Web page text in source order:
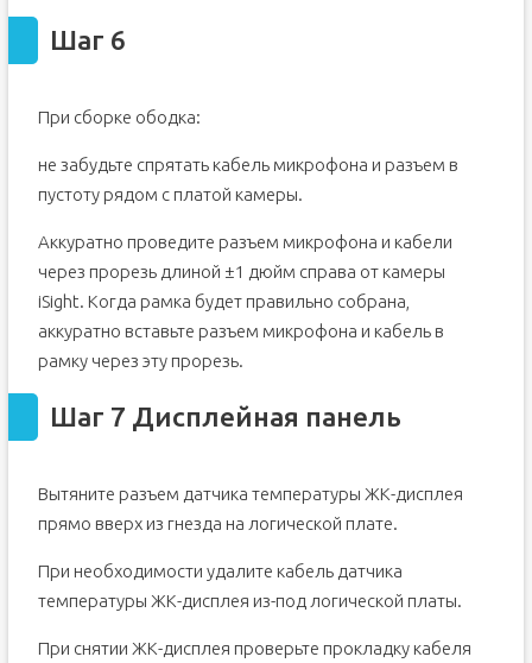
Шаг 6
При сборке ободка:
не забудьте спрятать кабель микрофона и разъем в
пустоту рядом с платой камеры.
Аккуратно проведите разъем микрофона и кабели
через прорезь длиной ±1 дюйм справа от камеры
iSight. Когда рамка будет правильно собрана,
аккуратно вставьте разъем микрофона и кабель в
рамку через эту прорезь.
Шаг 7 Дисплейная панель
Вытяните разъем датчика температуры ЖК-дисплея
прямо вверх из гнезда на логической плате.
При необходимости удалите кабель датчика
температуры ЖК-дисплея из-под логической платы.
При снятии ЖК-дисплея проверьте прокладку кабеля